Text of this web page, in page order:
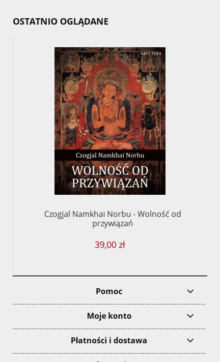
OSTATNIO OGLĄDANE
Czogjal Namkhai Norbu - Wolność od
przywiązań
39,00 zł
Pomoc
Moje konto
Płatności i dostawa